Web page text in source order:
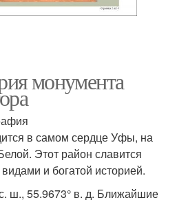
монумента
в самом сердце Уфы, на
Этот район славится
и богатой историей.
ш., 55.9673° в. д. Ближайшие